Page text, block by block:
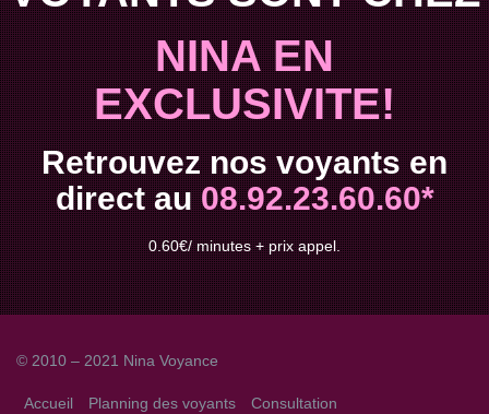
NINA EN
EXCLUSIVITE!
Retrouvez nos voyants en
direct au08.92.23.60.60*
0.60€/ minutes + prix appel.
© 2010 – 2021 Nina Voyance
Accueil Planning des voyants Consultation